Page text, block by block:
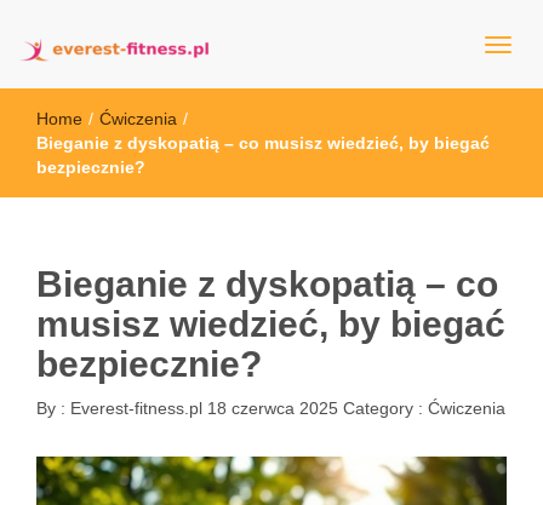
everest-fitness.pl
Home / Ćwiczenia /
Bieganie z dyskopatią – co musisz wiedzieć, by biegać
bezpiecznie?
Bieganie z dyskopatią – co
musisz wiedzieć, by biegać
bezpiecznie?
By : Everest-fitness.pl 18 czerwca 2025 Category : Ćwiczenia